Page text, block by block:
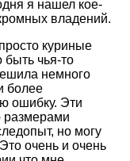
я нашел кое-
владений.
куриные
чья-то
немного
более
ошибку. Эти
размерами
но могу
очень и очень